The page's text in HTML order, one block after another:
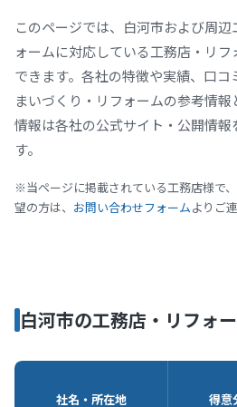
このページでは、白河市および周
ォームに対応している工務店・リ
できます。各社の特徴や実績、口
まいづくり・リフォームの参考情報
情報は各社の公式サイト・公開情報
す。
※当ページに掲載されている工務店様で
望の方は、 お問い合わせフォームよりご
白河市の工務店・リフォ
社名・所在地 得意